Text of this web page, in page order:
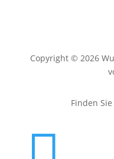
Copyright © 2026
Finden